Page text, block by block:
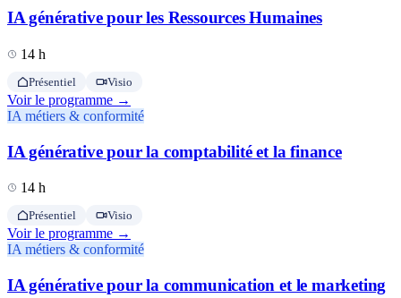
IA générative pour les Ressources Humaines
14 h
Présentiel Visio
Voir le programme →
IA métiers & conformité
IA générative pour la comptabilité et la finance
14 h
Présentiel Visio
Voir le programme →
IA métiers & conformité
IA générative pour la communication et le marketing